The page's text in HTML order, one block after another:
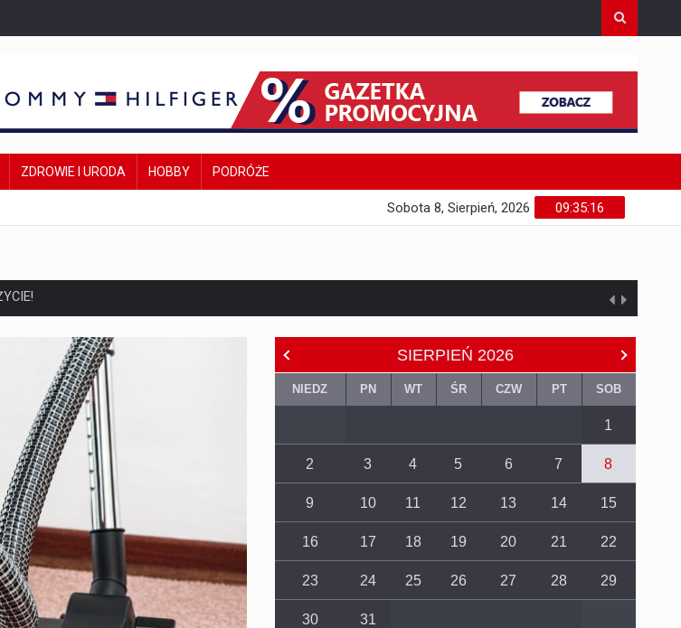
ZDROWIE I URODA HOBBY PODRÓŻE
09:35:17
Sobota 8, Sierpień, 2026
SIERPIEŃ 2026
NIEDZ PN WT ŚR CZW PT SOB
1
2 3 4 5 6 7 8
9 10 11 12 13 14 15
16 17 18 19 20 21 22
23 24 25 26 27 28 29
30 31